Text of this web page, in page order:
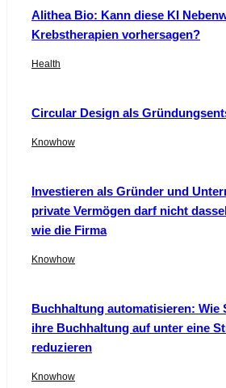
Alithea Bio: Kann diese KI
Krebstherapien vorhersagen?
Health
Circular Design als
Knowhow
Investieren als Gründer und
private Vermögen darf nicht
wie die Firma
Knowhow
Buchhaltung automatisieren: Wie
ihre Buchhaltung auf unter eine
reduzieren
Knowhow